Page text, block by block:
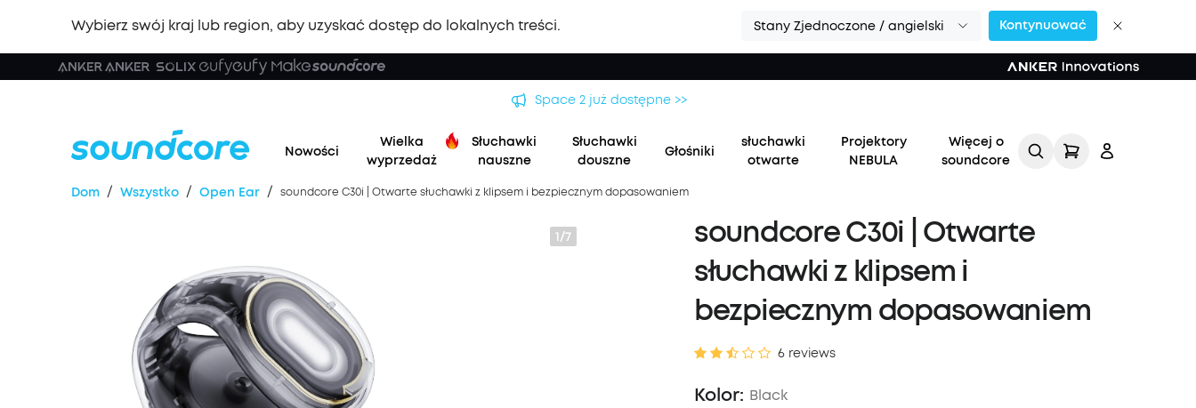
Wybierz swój kraj lub region, aby uzyskać dostęp do lokalnych treści. Stany Zjednoczone / angielski Kontynuować
Space 2 już dostępne >>
Nowości
Wielka
wyprzedaż
Słuchawki
nauszne
Słuchawki
douszne
Głośniki
słuchawki
otwarte
Projektory
NEBULA
Więcej o
soundcore
Zaloguj
Dom / Wszystko / Open Ear / soundcore C30i | Otwarte słuchawki z klipsem i bezpiecznym dopasowaniem
1/7
soundcore C30i | Otwarte
słuchawki z klipsem i
bezpiecznym dopasowaniem
6 reviews
Kolor: Black